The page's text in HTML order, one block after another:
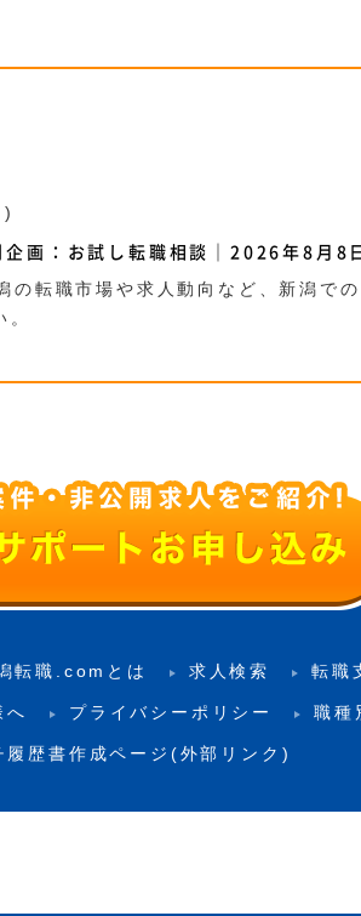
)
企画：お試し転職相談｜2026年8
転職市場や求人動向など、新潟で
転職.comとは 求人検索 転職
へ プライバシーポリシー 職種
履歴書作成ページ(外部リンク)